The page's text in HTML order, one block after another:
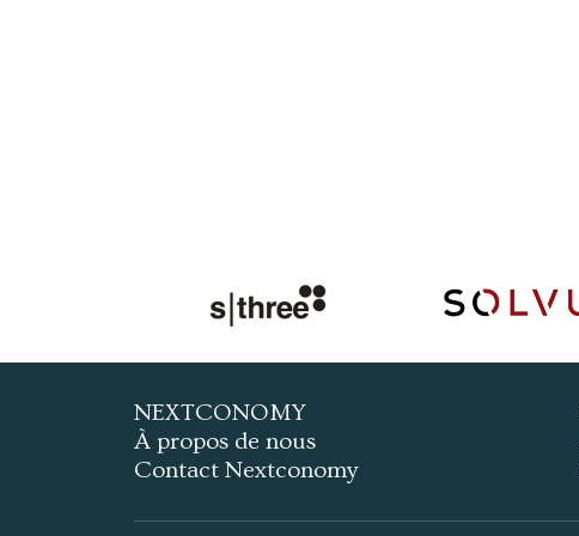
NEXTCONOMY
À propos de nous
Contact Nextconomy